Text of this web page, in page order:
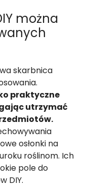
można
skarbnica
praktyczne
utrzymać
osłonki na
roślinom. Ich
pole do
DIY.